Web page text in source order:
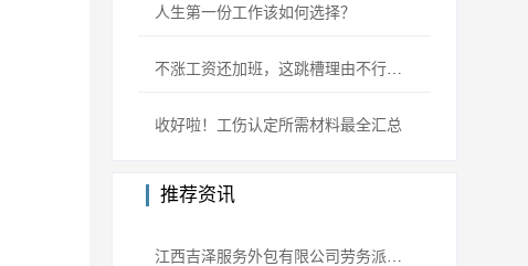
人生第一份工作该如何选择？
不涨工资还加班，这跳槽理由不行吗？
收好啦！工伤认定所需材料最全汇总
推荐资讯
江西吉泽服务外包有限公司劳务派遣人员招聘公告